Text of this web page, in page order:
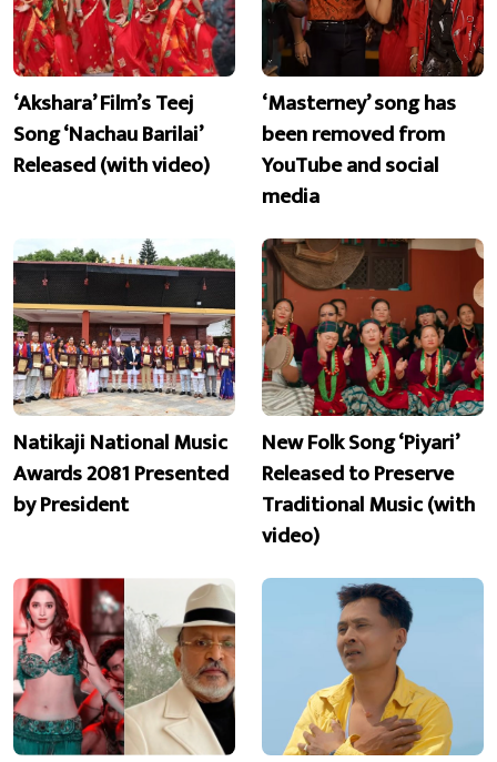
‘Akshara’ Film’s Teej
Song ‘Nachau Barilai’
Released (with video)
‘Masterney’ song has
been removed from
YouTube and social
media
Natikaji National Music
Awards 2081 Presented
by President
New Folk Song ‘Piyari’
Released to Preserve
Traditional Music (with
video)